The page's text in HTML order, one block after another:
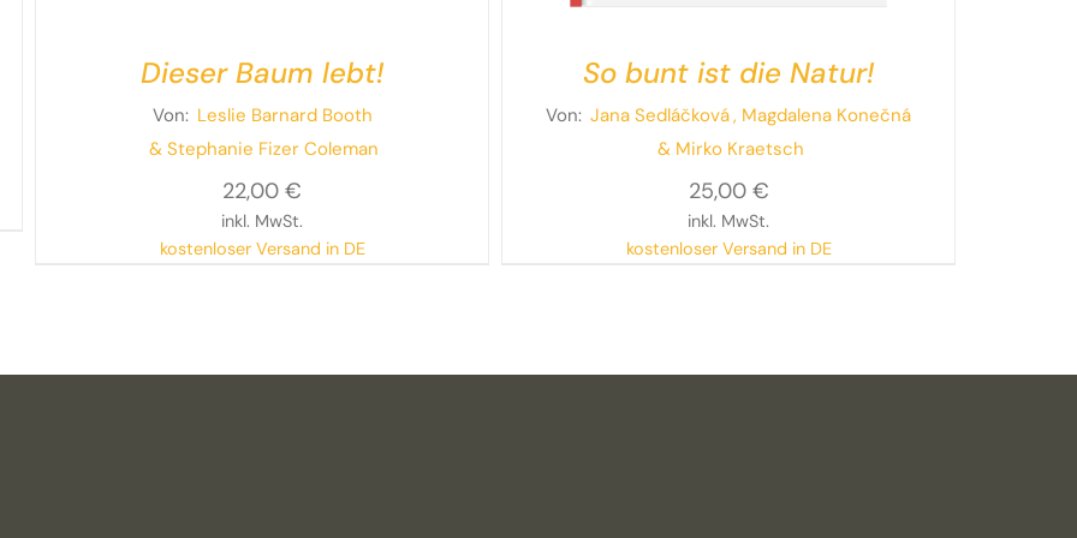
Dieser Baum lebt!
Von: Leslie Barnard Booth
& Stephanie Fizer Coleman
22,00€
inkl. MwSt.
kostenloser Versand in DE
So bunt ist die Natur!
Von: Jana Sedláčková, Magdalena Konečná
& Mirko Kraetsch
25,00 €
inkl. MwSt.
kostenloser Versand in DE